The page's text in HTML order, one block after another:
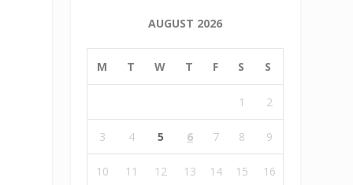
AUGUST 2026
M T W T F S S
1 2
3 4 5 6 7 8 9
10 11 12 13 14 15 16